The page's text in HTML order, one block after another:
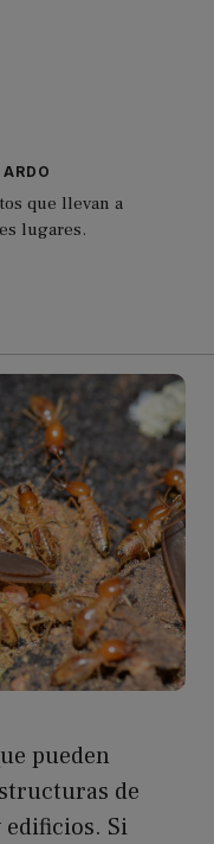
que llevan a
lugares.
pueden
de
edificios. Si